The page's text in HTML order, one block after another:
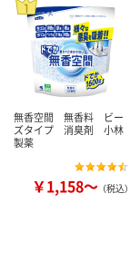
無香空間 無香料 ビー
ズタイプ 消臭剤 小林
製薬
￥1,158～ （税込）